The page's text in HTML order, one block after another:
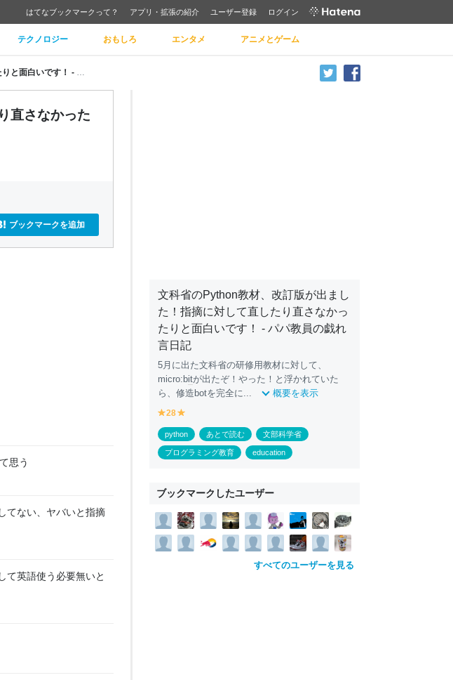
はてなブックマークって？ アプリ・拡張の紹介 ユーザー登録 ログイン
テクノロジー おもしろ エンタメ アニメとゲーム
直さなかった
ブックマークを追加
思う
てない、ヤバいと指摘
て英語使う必要無いと
文科省のPython教材、改訂版が出まし
た！指摘に対して直したり直さなかっ
たりと面白いです！ - パパ教員の戯れ
言日記
5月に出た文科省の研修用教材に対して、
micro:bitが出たぞ！やった！と浮かれていた
ら、修造botを完全に...
概要を表示
y
e
ll
o
28
e
ll
o
python あとで読む 文部科学省
プログラミング教育 education
ブックマークしたユーザー
すべてのユーザーを見る